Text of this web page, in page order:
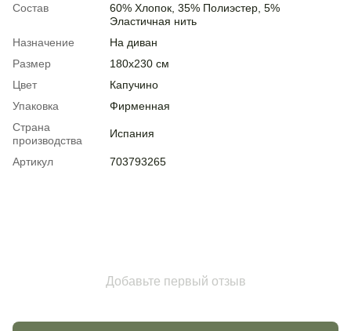
Состав
60% Хлопок, 35% Полиэстер, 5%
Эластичная нить
Назначение
На диван
Размер
180х230 см
Цвет
Капучино
Упаковка
Фирменная
Страна
производства
Испания
Артикул 703793265
Добавьте первый отзыв